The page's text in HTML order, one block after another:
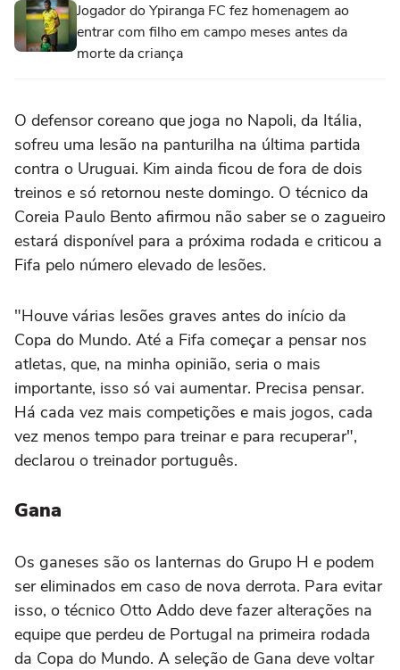
Jogador do Ypiranga FC fez homenagem ao
entrar com filho em campo meses antes da
morte da criança
O defensor coreano que joga no Napoli, da Itália,
sofreu uma lesão na panturilha na última partida
contra o Uruguai. Kim ainda ficou de fora de dois
treinos e só retornou neste domingo. O técnico da
Coreia Paulo Bento afirmou não saber se o zagueiro
estará disponível para a próxima rodada e criticou a
Fifa pelo número elevado de lesões.
"Houve várias lesões graves antes do início da
Copa do Mundo. Até a Fifa começar a pensar nos
atletas, que, na minha opinião, seria o mais
importante, isso só vai aumentar. Precisa pensar.
Há cada vez mais competições e mais jogos, cada
vez menos tempo para treinar e para recuperar",
declarou o treinador português.
Gana
Os ganeses são os lanternas do Grupo H e podem
ser eliminados em caso de nova derrota. Para evitar
isso, o técnico Otto Addo deve fazer alterações na
equipe que perdeu de Portugal na primeira rodada
da Copa do Mundo. A seleção de Gana deve voltar